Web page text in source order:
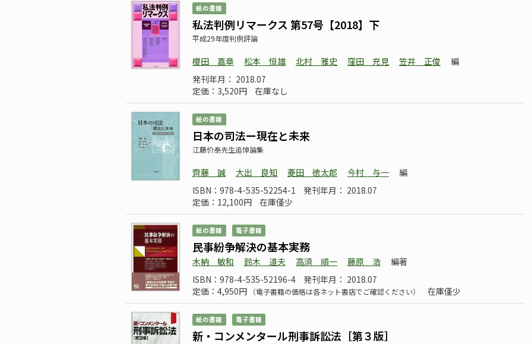
紙の書籍
私法判例リマークス 第57号【2018】下
平成29年度判例評論
櫻田 嘉章 松本 恒雄 北村 雅史 窪田 充見 笠井 正俊
編
発刊年月： 2018.07
定価：3,520円
在庫なし
紙の書籍
日本の司法ー現在と未来
江藤价泰先生追悼論集
齊藤 誠 大出 良知 菱田 徳太郎 今村 与一
編
ISBN：978-4-535-52254-1
発刊年月： 2018.07
定価：12,100円
在庫僅少
紙の書籍 電子書籍
民事紛争解決の基本実務
木納 敏和 鈴木 道夫 高須 順一 藤原 浩
編著
ISBN：978-4-535-52196-4
発刊年月： 2018.07
定価：4,950円
（電子書籍の価格は各ネット書店でご確認ください） 在庫僅少
紙の書籍 電子書籍
新・コンメンタール刑事訴訟法［第３版］